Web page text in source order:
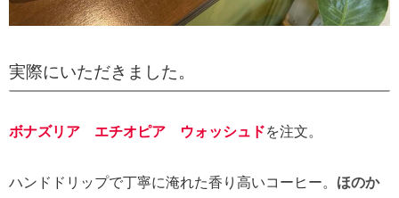
実際にいただきました。
ボナズリア エチオピア ウォッシュドを注文。
ハンドドリップで丁寧に淹れた香り高いコーヒー。 ほのか